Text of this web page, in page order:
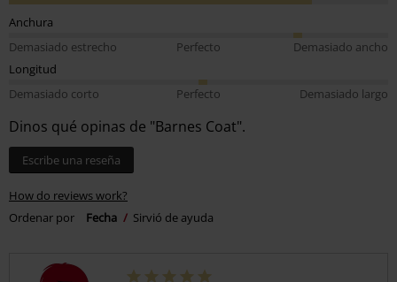
Anchura
Demasiado estrecho
Perfecto
Demasiado ancho
Longitud
Demasiado corto
Perfecto Demasiado largo
Dinos qué opinas de "Barnes Coat".
Escribe una reseña
How do reviews work?
Ordenar por
Fecha Sirvió de ayuda